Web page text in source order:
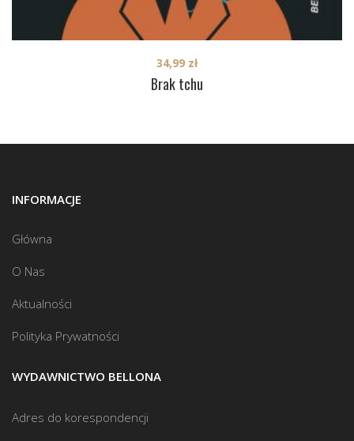
Brak tchu
34,99 zł
INFORMACJE
Główna
O Nas
Aktualności
Polityka Prywatności
WYDAWNICTWO BELLONA
Adres do korespondencji